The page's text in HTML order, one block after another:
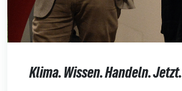
Klima. Wissen. Handeln. Jetzt.